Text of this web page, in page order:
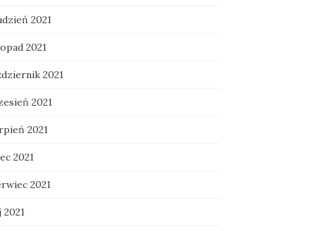
2021
2021
2021
2021
2021
2021
2021
2021